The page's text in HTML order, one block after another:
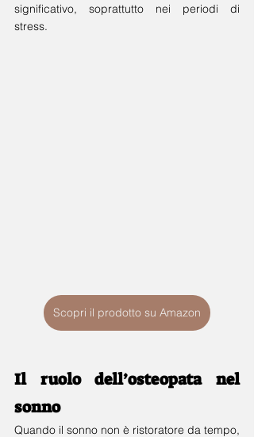
significativo, soprattutto nei periodi di
stress.
Scopri il prodotto su Amazon
Il ruolo dell’osteopata nel
sonno
Quando il sonno non è ristoratore da tempo,